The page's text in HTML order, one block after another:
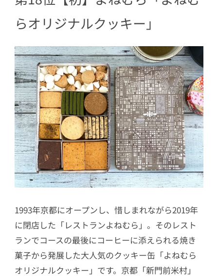
らオリジナルクッキー」
1993年京都にオープンし、惜しまれながら2019年
に閉店した「レストランよねむら」。そのレスト
ランでコースの最後にコーヒーに添えられる焼き
菓子から発展した大人気のクッキー缶「よねむら
オリジナルクッキー」です。京都「新門前米村」